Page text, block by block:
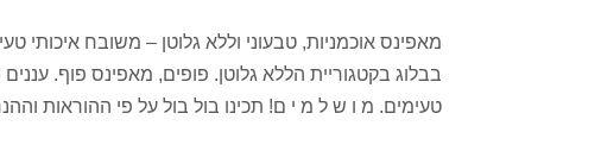
מאפינס אוכמניות, טבעוני וללא גלוטן – משובח איכותי
בבלוג בקטגוריית הללא גלוטן. פופים, מאפינס פוף.
טעימים. מ ו ש ל מ י ם! תכינו בול בול על פי ההוראות